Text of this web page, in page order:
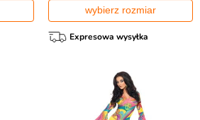
wybierz rozmiar
Expresowa wysyłka